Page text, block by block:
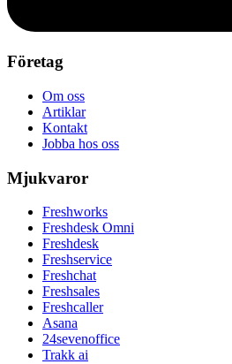
Företag
Om oss
Artiklar
Kontakt
Jobba hos oss
Mjukvaror
Freshworks
Freshdesk Omni
Freshdesk
Freshservice
Freshchat
Freshsales
Freshcaller
Asana
24sevenoffice
Trakk ai